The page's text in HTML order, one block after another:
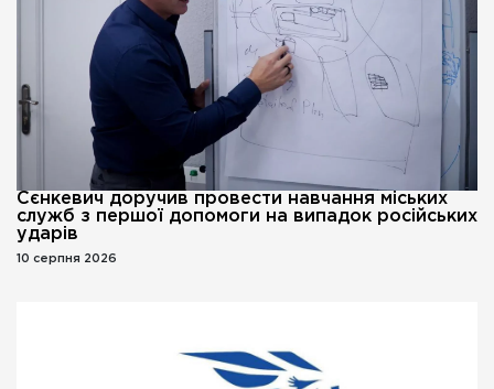
Сєнкевич доручив провести навчання міських
служб з першої допомоги на випадок російських
ударів
10 серпня 2026